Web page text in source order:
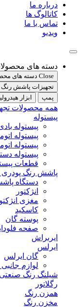
درباره ما
کاتالوگ ها
تماس با ما
ویدیو
دسته های
Close دسته های محصولات
تجهیزات پاشش رنگ
پمپ
ابزار
همه محصولات
پیستوله
پیستوله
پیستوله
پیستوله
پیستوله
قطعات
پاشش رنگ پودری (
دستگاه
انژکتور
مغزی
کاسکید
پوسته گان
صفحه
ایربراش
ایرلس
گان ایرلس
لوازم
شیلنگ رنگ صنعتی
رگلاتور
همزن رنگ
مخزن رنگ